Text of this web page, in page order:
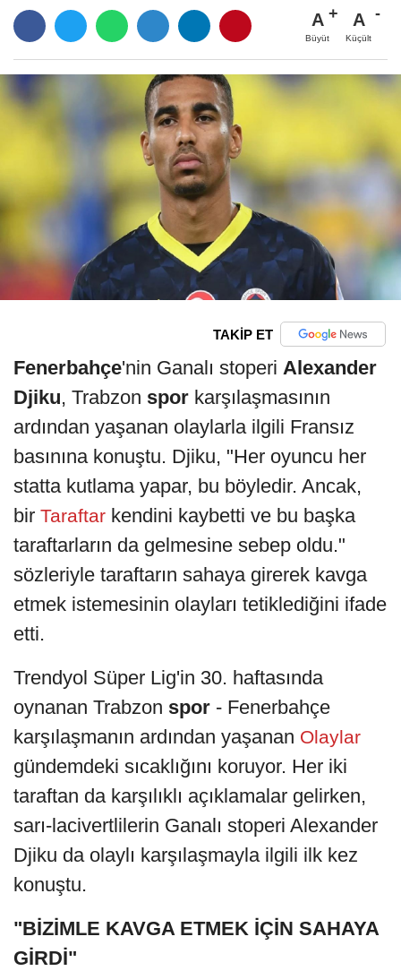
A
Büyüt
A
Küçült
TAKİP ET
Fenerbahçe'nin Ganalı stoperi Alexander
Djiku, Trabzon spor karşılaşmasının
ardından yaşanan olaylarla ilgili Fransız
basınına konuştu. Djiku, "Her oyuncu her
statta kutlama yapar, bu böyledir. Ancak,
bir Taraftar kendini kaybetti ve bu başka
taraftarların da gelmesine sebep oldu."
sözleriyle taraftarın sahaya girerek kavga
etmek istemesinin olayları tetiklediğini ifade
etti.
Trendyol Süper Lig'in 30. haftasında
oynanan Trabzon spor - Fenerbahçe
karşılaşmanın ardından yaşanan Olaylar
gündemdeki sıcaklığını koruyor. Her iki
taraftan da karşılıklı açıklamalar gelirken,
sarı-lacivertlilerin Ganalı stoperi Alexander
Djiku da olaylı karşılaşmayla ilgili ilk kez
konuştu.
"BİZİMLE KAVGA ETMEK İÇİN SAHAYA
GİRDİ"